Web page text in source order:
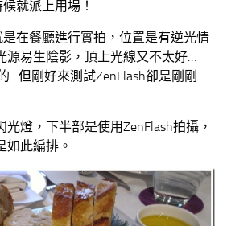
就派上用場！
在餐廳進行實拍，位置是有逆光情
源易生陰影，頂上光線又不太好…
…但剛好來測試ZenFlash卻是剛剛
燈，下半部是使用ZenFlash拍攝，
如此編排。